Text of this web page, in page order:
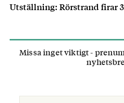
Utställning: Rörstrand firar
Missa inget viktigt -